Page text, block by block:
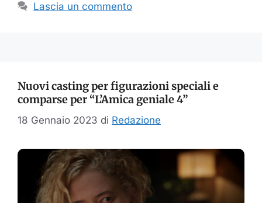
Lascia un commento
Nuovi casting per figurazioni speciali e
comparse per “L’Amica geniale 4”
18 Gennaio 2023 di Redazione